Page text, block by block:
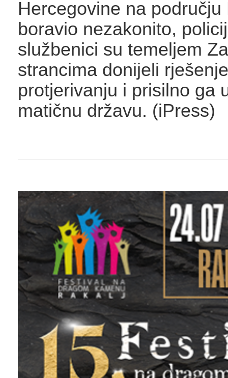
Hercegovine na području
boravio nezakonito,
službenici su temeljem
strancima donijeli
protjerivanju i prisilno ga
matičnu državu. (iPress)